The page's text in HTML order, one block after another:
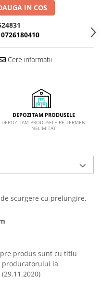
IN COS
0726180410
Cere informatii
DEPOZITAM PRODUSELE
DEPOZITAM PRODUSELE PE TERMEN
NELIMITAT
scurgere cu prelungire,
produs sunt cu titlu
la